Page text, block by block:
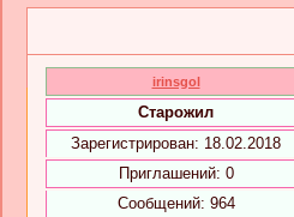
irinsgol
Старожил
Зарегистрирован: 18.02.2018
Приглашений: 0
Сообщений: 964